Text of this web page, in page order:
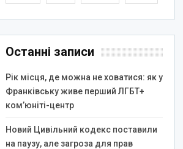
Останні записи
Рік місця, де можна не ховатися: як у
Франківську живе перший ЛГБТ+
ком’юніті-центр
Новий Цивільний кодекс поставили
на паузу, але загроза для прав